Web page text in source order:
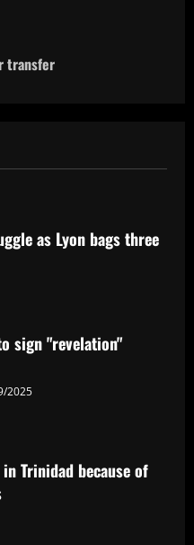
transfer
as Lyon bags three
sign "revelation"
2025
Trinidad because of